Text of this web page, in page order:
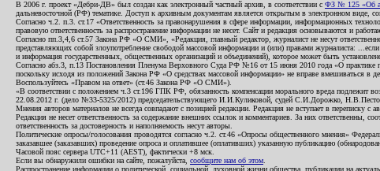
В 2006 г. проект «Дебри-ДВ» был создан как электронный частный архив, в соответствии с ФЗ № 125 «Об
дальневосточной (РФ) тематике. Доступ к архивным документам является открытым в электронном виде,
Согласно ч.2. п.3. ст.17 «Ответственность за правонарушения в сфере информации, информационных
правовую ответственность за распространение информации не несет. Сайт и редакция основываются и
Согласно пп.3,4,6 ст.57 Закона РФ «О СМИ», «Редакция, главный редактор, журналист не несут
представляющих собой злоупотребление свободой массовой информации и (или) правами журналиста:
и информация государственных, общественных организаций и объединений), которое может быть
Согласно абз.3, п.13 Постановления Пленума Верховного Суда РФ №16 от 15 июня 2010 года «О практике
поскольку исходя из положений Закона РФ «О средствах массовой информации» не вправе вмешиваться в
Воспользуйтесь «Правом на ответ» (ст.46 Закона РФ «О СМИ»).
«В соответствии с положением ч.3 ст.196 ГПК РФ, обязанность компенсации морального вреда подлежит
22.08.2012 г. (дело №33-5325/2012) председательствующего И.И.Куликовой, судей С.И.Дорожко,
Мнения авторов материалов не всегда совпадают с позицией редакции. Редакция не вступает в переписку с
Редакция не несет ответственность за содержание внешних ссылок и комментариев. За них
ответственность за достоверность и наполняемость несут авторы.
Политические опросы/голосования проводятся согласно ч.2. ст.46 «Опросы общественного мнения»
заказавшее (заказавших) проведение опроса и оплатившее (оплативших) указанную публикацию
Часовой пояс сервера UTC+11 (AEST), фактически +8 мск.
Если вы обнаружили ошибки на сайте, пожалуйста, сообщите нам об этом
Распространение информации о политической, социальной, духовной жизни общества, публикации на